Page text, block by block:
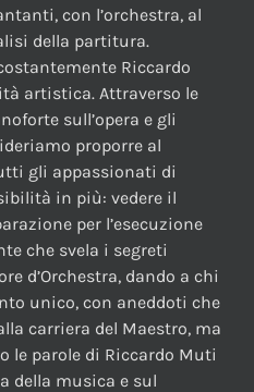
con l’orchestra, al
della partitura.
Riccardo
artistica. Attraverso le
sull’opera e gli
proporre al
gli appassionati di
in più: vedere il
per l’esecuzione
che svela i segreti
d’Orchestra, dando a chi
unico, con aneddoti che
carriera del Maestro, ma
le parole di Riccardo Muti
della musica e sul